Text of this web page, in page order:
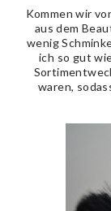
Kommen wir
aus dem
wenig
ich so gut
waren,